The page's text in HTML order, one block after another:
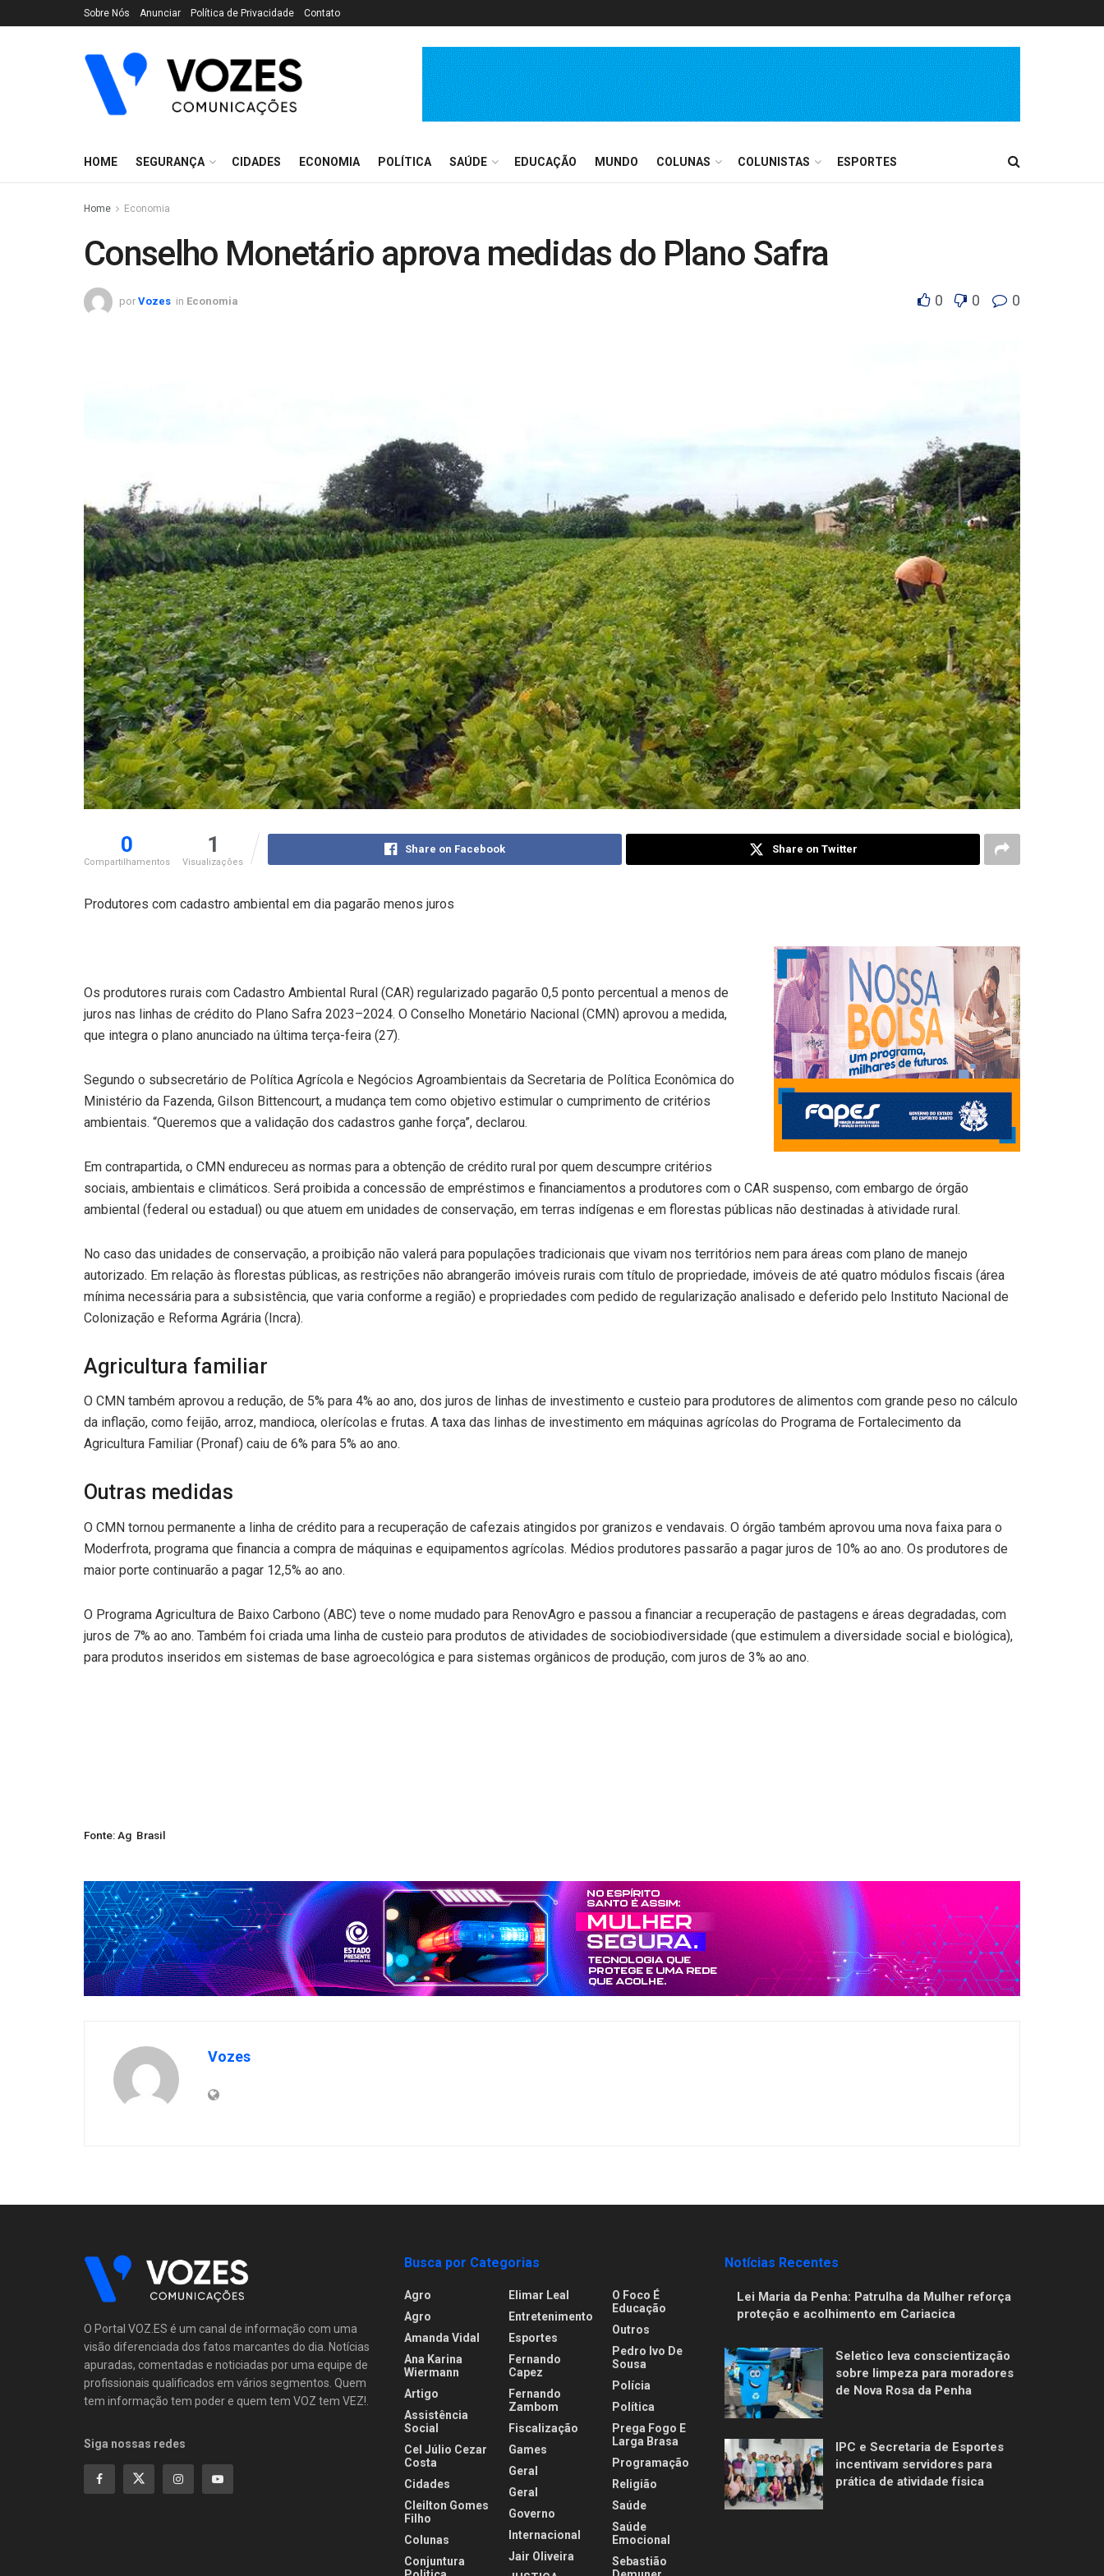
Sobre Nós Anunciar Política de Privacidade Contato
HOME SEGURANÇA CIDADES ECONOMIA POLÍTICA SAÚDE EDUCAÇÃO MUNDO COLUNAS COLUNISTAS ESPORTES
Home Economia
Conselho Monetário aprova medidas do Plano Safra
por Vozes in Economia 0 0 0
0
Compartilhamentos
1
Visualizações
Share on Facebook Share on Twitter
Produtores com cadastro ambiental em dia pagarão menos juros
Os produtores rurais com Cadastro Ambiental Rural (CAR) regularizado pagarão 0,5 ponto percentual a menos de
juros nas linhas de crédito do Plano Safra 2023–2024. O Conselho Monetário Nacional (CMN) aprovou a medida,
que integra o plano anunciado na última terça-feira (27).
Segundo o subsecretário de Política Agrícola e Negócios Agroambientais da Secretaria de Política Econômica do
Ministério da Fazenda, Gilson Bittencourt, a mudança tem como objetivo estimular o cumprimento de critérios
ambientais. “Queremos que a validação dos cadastros ganhe força”, declarou.
Em contrapartida, o CMN endureceu as normas para a obtenção de crédito rural por quem descumpre critérios
sociais, ambientais e climáticos. Será proibida a concessão de empréstimos e financiamentos a produtores com o CAR suspenso, com embargo de órgão
ambiental (federal ou estadual) ou que atuem em unidades de conservação, em terras indígenas e em florestas públicas não destinadas à atividade rural.
No caso das unidades de conservação, a proibição não valerá para populações tradicionais que vivam nos territórios nem para áreas com plano de manejo
autorizado. Em relação às florestas públicas, as restrições não abrangerão imóveis rurais com título de propriedade, imóveis de até quatro módulos fiscais (área
mínima necessária para a subsistência, que varia conforme a região) e propriedades com pedido de regularização analisado e deferido pelo Instituto Nacional de
Colonização e Reforma Agrária (Incra).
Agricultura familiar
O CMN também aprovou a redução, de 5% para 4% ao ano, dos juros de linhas de investimento e custeio para produtores de alimentos com grande peso no cálculo
da inflação, como feijão, arroz, mandioca, olerícolas e frutas. A taxa das linhas de investimento em máquinas agrícolas do Programa de Fortalecimento da
Agricultura Familiar (Pronaf) caiu de 6% para 5% ao ano.
Outras medidas
O CMN tornou permanente a linha de crédito para a recuperação de cafezais atingidos por granizos e vendavais. O órgão também aprovou uma nova faixa para o
Moderfrota, programa que financia a compra de máquinas e equipamentos agrícolas. Médios produtores passarão a pagar juros de 10% ao ano. Os produtores de
maior porte continuarão a pagar 12,5% ao ano.
O Programa Agricultura de Baixo Carbono (ABC) teve o nome mudado para RenovAgro e passou a financiar a recuperação de pastagens e áreas degradadas, com
juros de 7% ao ano. Também foi criada uma linha de custeio para produtos de atividades de sociobiodiversidade (que estimulem a diversidade social e biológica),
para produtos inseridos em sistemas de base agroecológica e para sistemas orgânicos de produção, com juros de 3% ao ano.
Fonte: Ag Brasil
Vozes
O Portal VOZ.ES é um canal de informação com uma
visão diferenciada dos fatos marcantes do dia. Notícias
apuradas, comentadas e noticiadas por uma equipe de
profissionais qualificados em vários segmentos. Quem
tem informação tem poder e quem tem VOZ tem VEZ!.
Siga nossas redes
Busca por Categorias
Agro
Agro
Amanda Vidal
Ana Karina
Wiermann
Artigo
Assistência
Social
Cel Júlio Cezar
Costa
Cidades
Cleilton Gomes
Filho
Colunas
Conjuntura
Elimar Leal
Entretenimento
Esportes
Fernando
Capez
Fernando
Zambom
Fiscalização
Games
Geral
Geral
Governo
Internacional
Jair Oliveira
O Foco É
Educação
Outros
Pedro Ivo De
Sousa
Polícia
Política
Prega Fogo E
Larga Brasa
Programação
Religião
Saúde
Saúde
Emocional
Sebastião
Notícias Recentes
Lei Maria da Penha: Patrulha da Mulher reforça
proteção e acolhimento em Cariacica
Seletico leva conscientização
sobre limpeza para moradores
de Nova Rosa da Penha
IPC e Secretaria de Esportes
incentivam servidores para
prática de atividade física